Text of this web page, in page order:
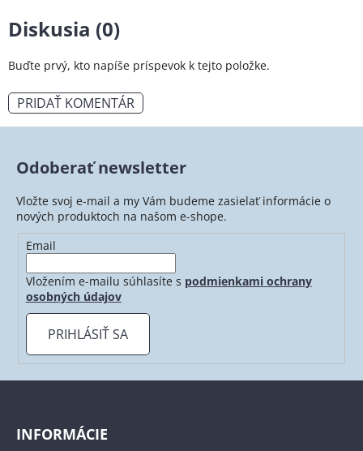
Diskusia (0)
Buďte prvý, kto napíše príspevok k tejto položke.
PRIDAŤ KOMENTÁR
Odoberať newsletter
Vložte svoj e-mail a my Vám budeme zasielať informácie o
nových produktoch na našom e-shope.
Email
Vložením e-mailu súhlasíte s podmienkami ochrany
osobných údajov
PRIHLÁSIŤ SA
INFORMÁCIE